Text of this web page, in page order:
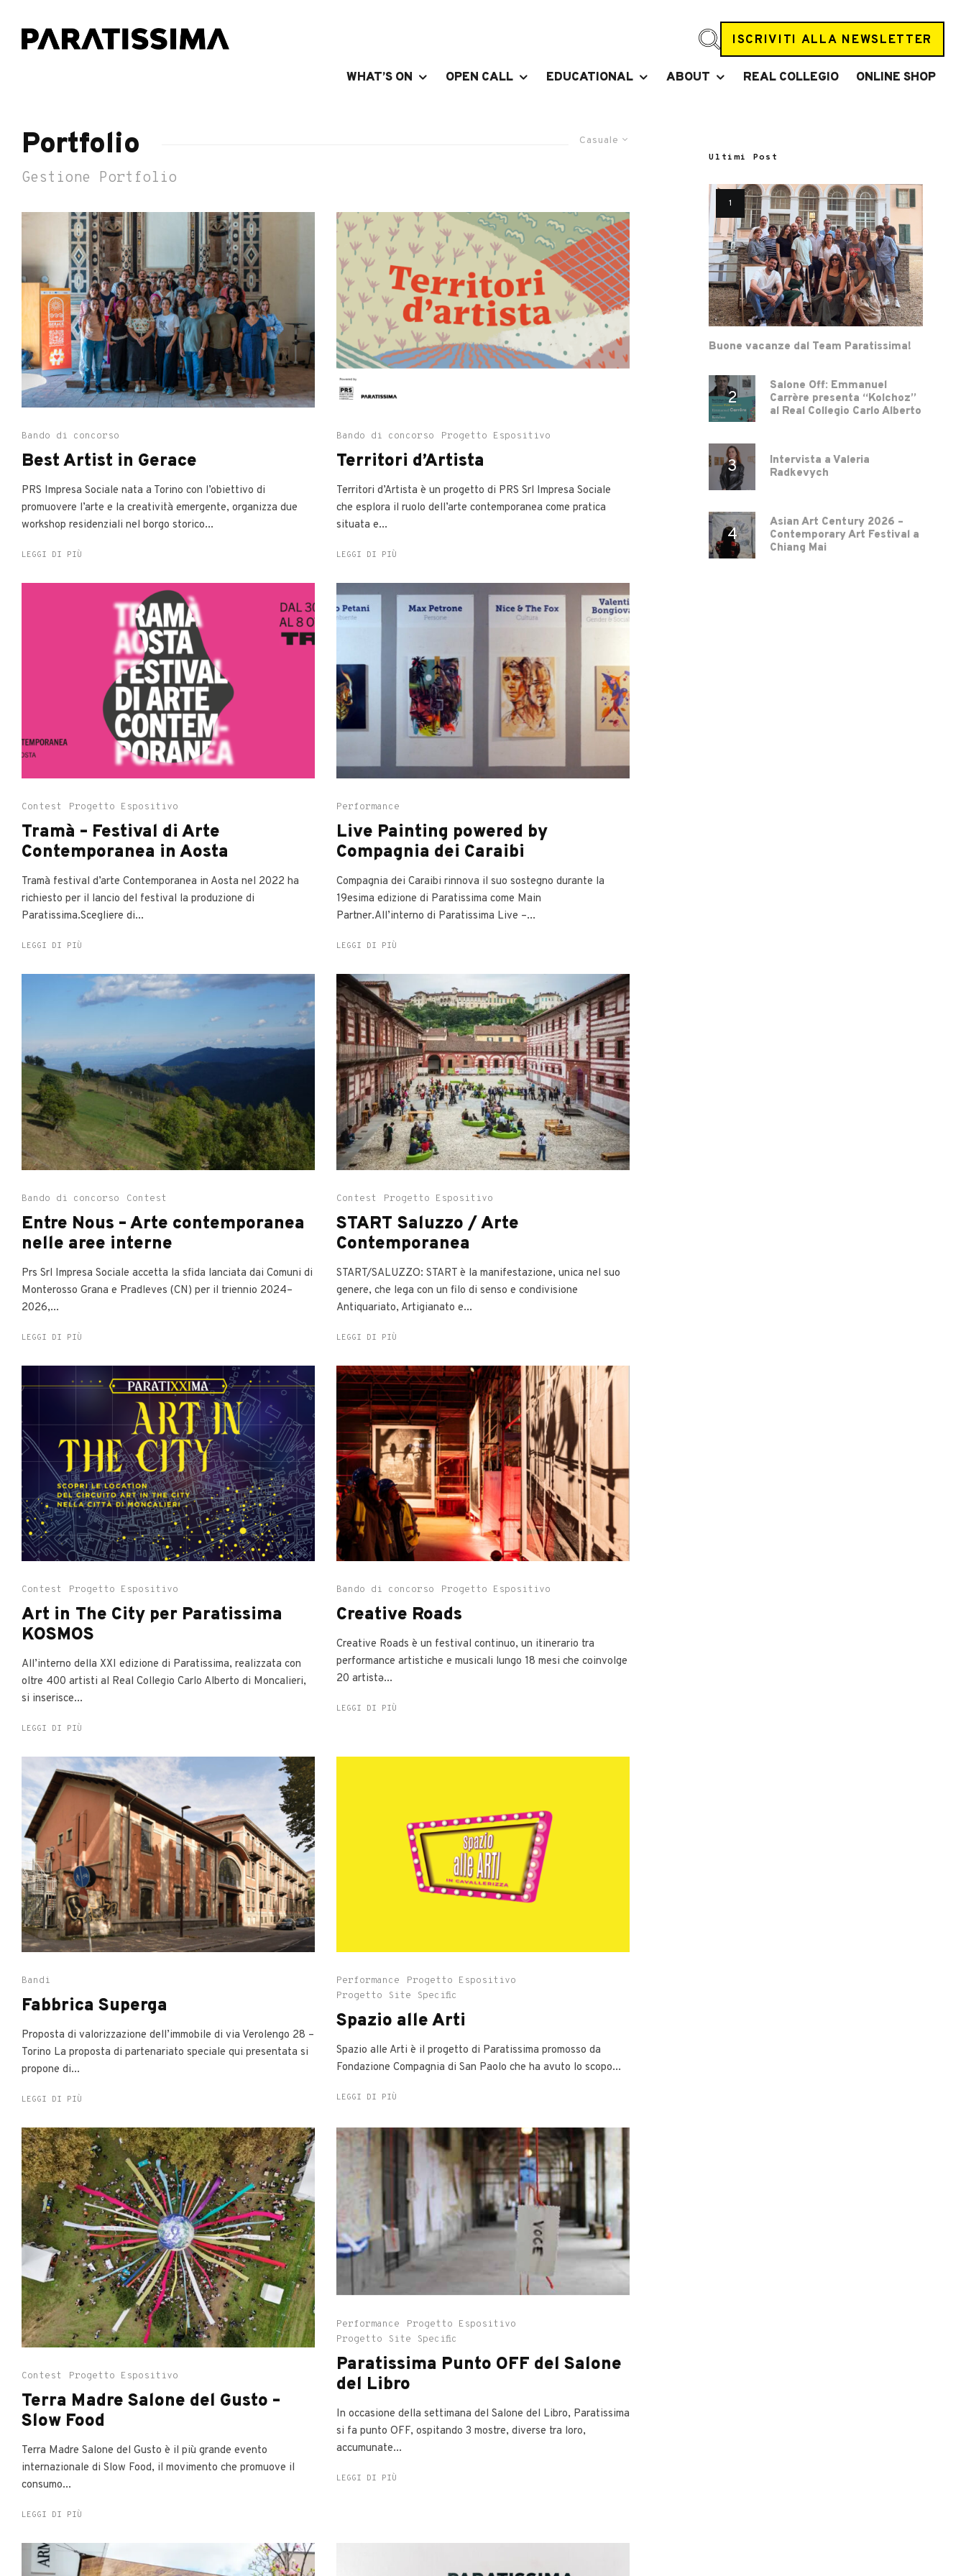
ISCRIVITI ALLA NEWSLETTER
WHAT’S ON OPEN CALL EDUCATIONAL ABOUT REAL COLLEGIO ONLINE SHOP
Casuale
Portfolio
Gestione Portfolio
Bando di concorso
Best Artist in Gerace
PRS Impresa Sociale nata a Torino con l’obiettivo di
promuovere l’arte e la creatività emergente, organizza due
workshop residenziali nel borgo storico...
LEGGI DI PIÙ
Bando di concorso Progetto Espositivo
Territori d’Artista
Territori d’Artista è un progetto di PRS Srl Impresa Sociale
che esplora il ruolo dell’arte contemporanea come pratica
situata e...
LEGGI DI PIÙ
Contest Progetto Espositivo
Tramà – Festival di Arte
Contemporanea in Aosta
Tramà festival d’arte Contemporanea in Aosta nel 2022 ha
richiesto per il lancio del festival la produzione di
Paratissima.Scegliere di...
LEGGI DI PIÙ
Performance
Live Painting powered by
Compagnia dei Caraibi
Compagnia dei Caraibi rinnova il suo sostegno durante la
19esima edizione di Paratissima come Main
Partner.All’interno di Paratissima Live –...
LEGGI DI PIÙ
Bando di concorso Contest
Entre Nous – Arte contemporanea
nelle aree interne
Prs Srl Impresa Sociale accetta la sfida lanciata dai Comuni di
Monterosso Grana e Pradleves (CN) per il triennio 2024–
2026,...
LEGGI DI PIÙ
Contest Progetto Espositivo
START Saluzzo / Arte
Contemporanea
START/SALUZZO: START è la manifestazione, unica nel suo
genere, che lega con un filo di senso e condivisione
Antiquariato, Artigianato e...
LEGGI DI PIÙ
Contest Progetto Espositivo
Art in The City per Paratissima
KOSMOS
All’interno della XXI edizione di Paratissima, realizzata con
oltre 400 artisti al Real Collegio Carlo Alberto di Moncalieri,
si inserisce...
LEGGI DI PIÙ
Bando di concorso Progetto Espositivo
Creative Roads
Creative Roads è un festival continuo, un itinerario tra
performance artistiche e musicali lungo 18 mesi che coinvolge
20 artistə...
LEGGI DI PIÙ
Bandi
Fabbrica Superga
Proposta di valorizzazione dell’immobile di via Verolengo 28 –
Torino La proposta di partenariato speciale qui presentata si
propone di...
LEGGI DI PIÙ
Performance
Progetto Espositivo
Progetto Site Specific
Spazio alle Arti
Spazio alle Arti è il progetto di Paratissima promosso da
Fondazione Compagnia di San Paolo che ha avuto lo scopo...
LEGGI DI PIÙ
Contest Progetto Espositivo
Terra Madre Salone del Gusto –
Slow Food
Terra Madre Salone del Gusto è il più grande evento
internazionale di Slow Food, il movimento che promuove il
consumo...
LEGGI DI PIÙ
Performance
Progetto Espositivo
Progetto Site Specific
Paratissima Punto OFF del Salone
del Libro
In occasione della settimana del Salone del Libro, Paratissima
si fa punto OFF, ospitando 3 mostre, diverse tra loro,
accumunate...
LEGGI DI PIÙ
Ultimi Post
Buone vacanze dal Team Paratissima!
Salone Off: Emmanuel
Carrère presenta “Kolchoz”
al Real Collegio Carlo Alberto
Intervista a Valeria
Radkevych
Asian Art Century 2026 –
Contemporary Art Festival a
Chiang Mai